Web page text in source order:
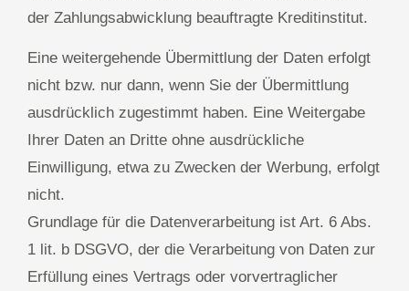
der Zahlungsabwicklung beauftragte Kreditinstitut.
Eine weitergehende Übermittlung der Daten erfolgt
nicht bzw. nur dann, wenn Sie der Übermittlung
ausdrücklich zugestimmt haben. Eine Weitergabe
Ihrer Daten an Dritte ohne ausdrückliche
Einwilligung, etwa zu Zwecken der Werbung, erfolgt
nicht.
Grundlage für die Datenverarbeitung ist Art. 6 Abs.
1 lit. b DSGVO, der die Verarbeitung von Daten zur
Erfüllung eines Vertrags oder vorvertraglicher